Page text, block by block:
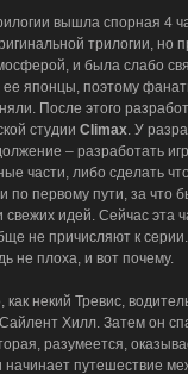
вышла спорная 4
трилогии, но
и была слабо
японцы, поэтому
После этого
студии Climax. У
– разработать
части, либо сделать
по первому пути, за что
свежих идей. Сейчас эта
не причисляют к
не плоха, и вот почему.
как некий Тревис,
Хилл. Затем он
разумеется,
начинает путешествие